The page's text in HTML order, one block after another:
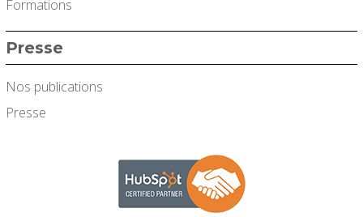
Formations
Presse
Nos publications
Presse